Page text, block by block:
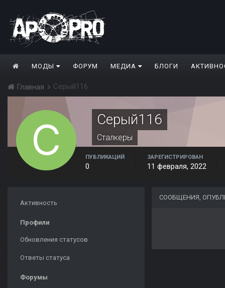
МОДЫ ФОРУМ МЕДИА БЛОГИ
Главная Серый116
Серый116
Сталкеры
ПУБЛИКАЦИЙ
0
ЗАРЕГИСТРИРОВАН
11 февраля, 2022
Активность
Профили
Обновления статусов
Ответы статуса
Форумы
СООБЩЕНИЯ,